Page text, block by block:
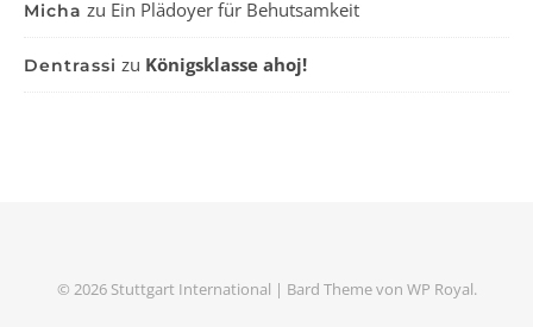
Micha zu Ein Plädoyer für Behutsamkeit
Dentrassi zu Königsklasse ahoj!
© 2026 Stuttgart International | Bard Theme von WP Royal.